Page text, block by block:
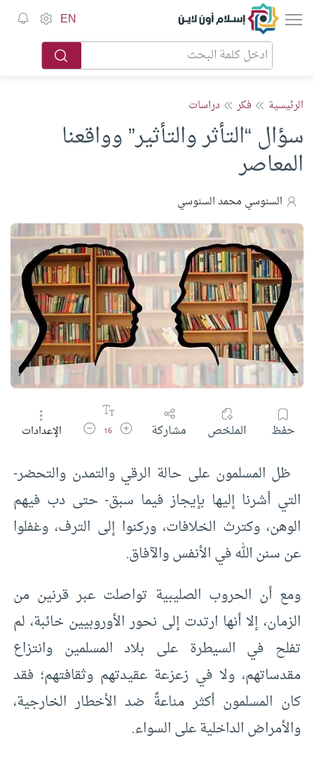
إسلام أون لاين EN
الرئيسية فكر دراسات
سؤال “التأثر والتأثير” وواقعنا
المعاصر
السنوسي محمد السنوسي
حفظ الملخص مشاركة زيادة حجم الخط
16 تقليل حجم الخط
الإعدادات
ظل المسلمون على حالة الرقي والتمدن والتحضر-
التي أشرنا إليها بإيجاز فيما سبق- حتى دب فيهم
الوهن، وكترث الخلافات، وركنوا إلى الترف، وغفلوا
عن سنن الله في الأنفس والآفاق.
ومع أن الحروب الصليبية تواصلت عبر قرنين من
الزمان، إلا أنها ارتدت إلى نحور الأوروبيين خائبة، لم
تفلح في السيطرة على بلاد المسلمين وانتزاع
مقدساتهم، ولا في زعزعة عقيدتهم وثقافتهم؛ فقد
كان المسلمون أكثر مناعةً ضد الأخطار الخارجية،
والأمراض الداخلية على السواء.